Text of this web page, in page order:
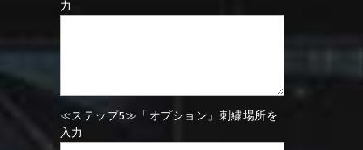
力
≪ステップ5≫「オプション」刺繍場所を
入力